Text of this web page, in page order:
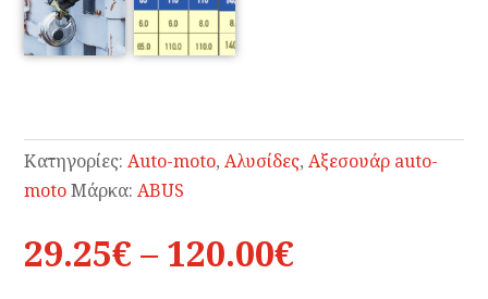
Κατηγορίες:Auto-moto,Αλυσίδες,Αξεσουάρ auto-
moto Μάρκα:ABUS
29.25€ – 120.00€